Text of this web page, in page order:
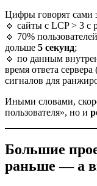
Цифры говорят сами
🔹 сайты с LCP > 3 с
🔹 70%
дольше 5 секунд;
🔹 по данным
время ответа
сигналов для
Иными словами,
пользователя», но и
Большие
раньше — а